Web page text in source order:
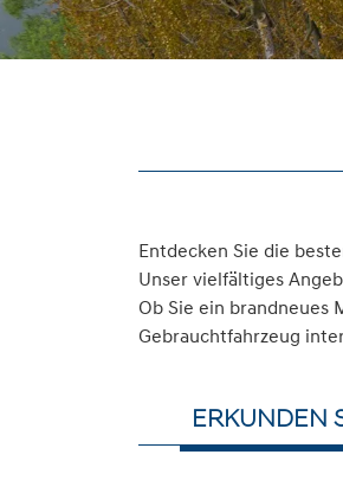
Entdecken Sie die
Unser vielfältiges
Ob Sie ein brandneues
Gebrauchtfahrzeug
ERKUNDEN